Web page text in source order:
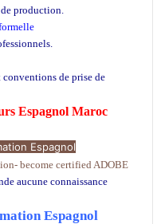
production.
conventions de prise de
Espagnol Maroc
Espagnol
become certified ADOBE
aucune connaissance
Espagnol